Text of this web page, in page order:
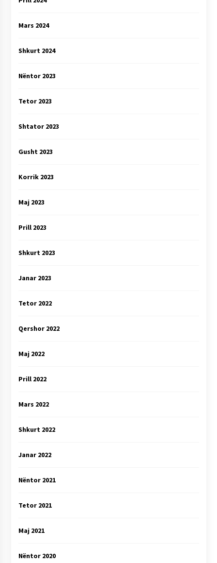
Mars 2024
Shkurt 2024
Nëntor 2023
Tetor 2023
Shtator 2023
Gusht 2023
Korrik 2023
Maj 2023
Prill 2023
Shkurt 2023
Janar 2023
Tetor 2022
Qershor 2022
Maj 2022
Prill 2022
Mars 2022
Shkurt 2022
Janar 2022
Nëntor 2021
Tetor 2021
Maj 2021
Nëntor 2020